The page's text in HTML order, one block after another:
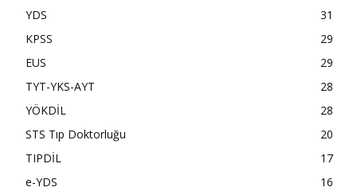
YDS
31
KPSS
29
EUS
29
TYT-YKS-AYT
28
YÖKDİL
28
STS Tıp Doktorluğu
20
TIPDİL
17
e-YDS
16